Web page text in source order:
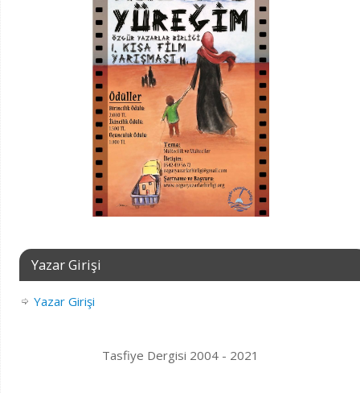
Yazar Girişi
Yazar Girişi
Tasfiye Dergisi 2004 - 2021